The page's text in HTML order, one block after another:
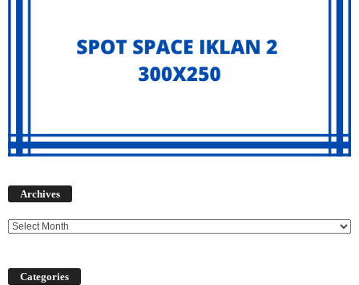
Archives
Categories